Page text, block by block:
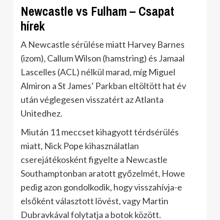
Newcastle vs Fulham – Csapat
hírek
A Newcastle sérülése miatt Harvey Barnes
(izom), Callum Wilson (hamstring) és Jamaal
Lascelles (ACL) nélkül marad, míg Miguel
Almiron a St James’ Parkban eltöltött hat év
után véglegesen visszatért az Atlanta
Unitedhez.
Miután 11 meccset kihagyott térdsérülés
miatt, Nick Pope kihasználatlan
cserejátékosként figyelte a Newcastle
Southamptonban aratott győzelmét, Howe
pedig azon gondolkodik, hogy visszahívja-e
elsőként választott lövést, vagy Martin
Dubravkával folytatja a botok között.